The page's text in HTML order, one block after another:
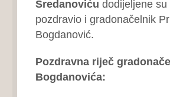
Sredanoviću dodijeljene
pozdravio i gradonačelnik
Bogdanović.
Pozdravna riječ
Bogdanovića: